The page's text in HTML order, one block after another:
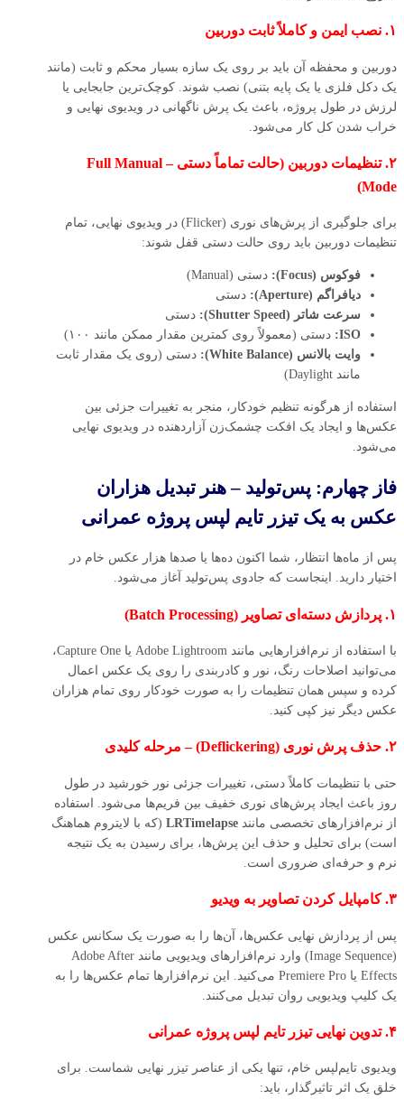
۱. نصب ایمن و کاملاً ثابت دوربین
دوربین و محفظه آن باید بر روی یک سازه بسیار محکم و ثابت (مانند
یک دکل فلزی یا یک پایه بتنی) نصب شوند. کوچک‌ترین جابجایی یا
لرزش در طول پروژه، باعث یک پرش ناگهانی در ویدیوی نهایی و
خراب شدن کل کار می‌شود.
۲. تنظیمات دوربین (حالت تماماً دستی – Full Manual
Mode)
برای جلوگیری از پرش‌های نوری (Flicker) در ویدیوی نهایی، تمام
تنظیمات دوربین باید روی حالت دستی قفل شوند:
فوکوس (Focus):
دستی (Manual)
دیافراگم (Aperture):
دستی
سرعت شاتر (Shutter Speed):
دستی
ISO: دستی (معمولاً روی کمترین مقدار ممکن مانند ۱۰۰)
وایت بالانس (White Balance):
دستی (روی یک مقدار ثابت
مانند Daylight)
استفاده از هرگونه تنظیم خودکار، منجر به تغییرات جزئی بین
عکس‌ها و ایجاد یک افکت چشمک‌زن آزاردهنده در ویدیوی نهایی
می‌شود.
فاز چهارم: پس‌تولید – هنر تبدیل هزاران
عکس به یک تیزر تایم‌ لپس پروژه‌ عمرانی
پس از ماه‌ها انتظار، شما اکنون ده‌ها یا صدها هزار عکس خام در
اختیار دارید. اینجاست که جادوی پس‌تولید آغاز می‌شود.
۱. پردازش دسته‌ای تصاویر (Batch Processing)
با استفاده از نرم‌افزارهایی مانند Adobe Lightroom یا Capture One،
می‌توانید اصلاحات رنگ، نور و کادربندی را روی یک عکس اعمال
کرده و سپس همان تنظیمات را به صورت خودکار روی تمام هزاران
عکس دیگر نیز کپی کنید.
۲. حذف پرش نوری (Deflickering) – مرحله کلیدی
حتی با تنظیمات کاملاً دستی، تغییرات جزئی نور خورشید در طول
روز باعث ایجاد پرش‌های نوری خفیف بین فریم‌ها می‌شود. استفاده
از نرم‌افزارهای تخصصی مانند LRTimelapse (که با لایتروم هماهنگ
است) برای تحلیل و حذف این پرش‌ها، برای رسیدن به یک نتیجه
نرم و حرفه‌ای ضروری است.
۳. کامپایل کردن تصاویر به ویدیو
پس از پردازش نهایی عکس‌ها، آن‌ها را به صورت یک سکانس عکس
(Image Sequence) وارد نرم‌افزارهای ویدیویی مانند Adobe After
Effects یا Premiere Pro می‌کنید. این نرم‌افزارها تمام عکس‌ها را به
یک کلیپ ویدیویی روان تبدیل می‌کنند.
۴. تدوین نهایی تیزر تایم‌ لپس پروژه عمرانی
ویدیوی تایم‌لپس خام، تنها یکی از عناصر تیزر نهایی شماست. برای
خلق یک اثر تاثیرگذار، باید: